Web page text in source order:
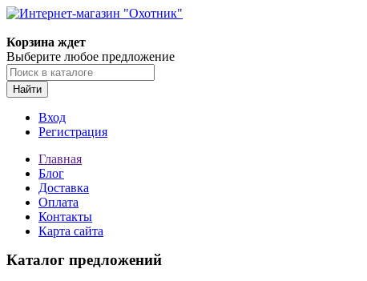
Корзина ждет
Выберите любое предложение
Найти
Вход
Регистрация
Главная
Блог
Доставка
Оплата
Контакты
Карта сайта
Каталог предложений